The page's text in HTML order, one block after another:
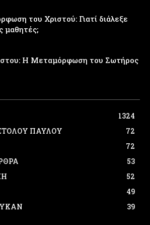
του Χριστού: Γιατί διάλεξε
μαθητές;
Η Μεταμόρφωση του Σωτήρος
1324
ΠΑΥΛΟΥ
72
72
53
52
49
39